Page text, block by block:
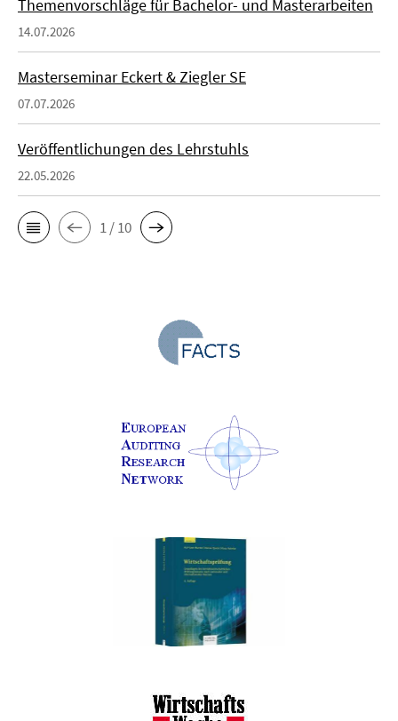
Themenvorschläge für Bachelor- und Masterarbeiten
14.07.2026
Masterseminar Eckert & Ziegler SE
07.07.2026
Veröffentlichungen des Lehrstuhls
22.05.2026
1 / 10